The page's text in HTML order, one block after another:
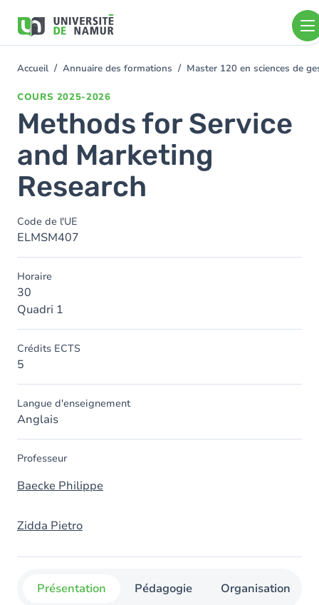
contenu
You
Accueil Annuaire des formations Master 120 en sciences de
COURS 2025-2026
Methods for Service
and Marketing
Research
Code de l'UE
ELMSM407
Horaire
30
Quadri 1
Crédits ECTS
5
Langue d'enseignement
Anglais
Professeur
Baecke Philippe
Zidda Pietro
Présentation Pédagogie Organisation